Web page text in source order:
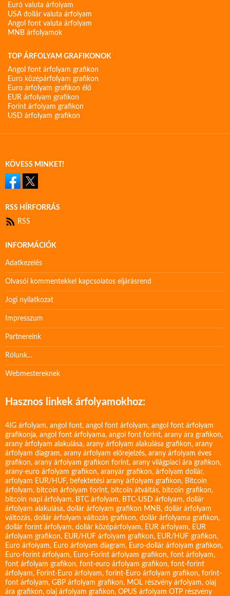
Euró valuta árfolyam
USA dollár valuta árfolyam
Angol font valuta árfolyam
MNB árfolyamok
TOP ÁRFOLYAM GRAFIKONOK
Angol font árfolyam grafikon
Euro középárfolyam grafikon
Euro árfolyam grafikon élő
EUR árfolyam grafikon
Forint árfolyam grafikon
USD árfolyam grafikon
KÖVESS MINKET!
RSS HÍRFORRÁS
RSS
INFORMÁCIÓK
Adatkezelés
Olvasói kommentekkel kapcsolatos eljárásrend
Jogi nyilatkozat
Impresszum
Partnereink
Rólunk…
Webmestereknek
Hasznos linkek árfolyamokhoz:
4IG árfolyam, angol font, angol font árfolyam, angol font árfolyam
grafikonja, angol font árfolyama, angol font forint, arany ára grafikon,
arany árfolyam alakulása, arany árfolyam alakulása grafikon, arany
árfolyam diagram, arany árfolyam előrejelzés, arany árfolyam éves
grafikon, arany árfolyam grafikon forint, arany világpiaci ára grafikon,
arany-euro árfolyam grafikon, aranyár grafikon, árfolyam dollár,
arfolyam EUR/HUF, befektetési arany árfolyam grafikon, Bitcoin
árfolyam, bitcoin árfolyam forint, bitcoin átváltás, bitcoin grafikon,
bitcoin napi árfolyam, BTC árfolyam, BTC-USD árfolyam, dollár
árfolyam alakulása, dollár árfolyam grafikon MNB, dollár árfolyam
változás, dollár árfolyam változás grafikon, dollár árfolyama grafikon,
dollár forint árfolyam, dollár középárfolyam, EUR árfolyam, EUR
árfolyam grafikon, EUR/HUF árfolyam grafikon, EUR/HUF grafikon,
Euro árfolyam, Euro árfolyam diagram, Euro-dollár árfolyam grafikon,
Euro-forint árfolyam, Euro-Forint árfolyam grafikon, font árfolyam,
font árfolyam grafikon, font-euro árfolyam grafikon, font-forint
árfolyam, Forint-Euro árfolyam, forint-Euro árfolyam grafikon, forint-
font árfolyam, GBP árfolyam grafikon, MOL részvény árfolyam, olaj
ára grafikon, olaj árfolyam grafikon, OPUS árfolyam OTP részvény